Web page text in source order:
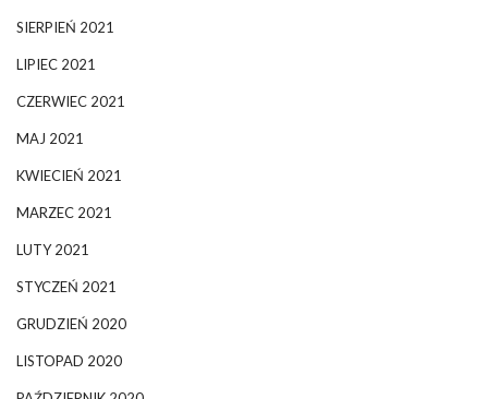
SIERPIEŃ 2021
LIPIEC 2021
CZERWIEC 2021
MAJ 2021
KWIECIEŃ 2021
MARZEC 2021
LUTY 2021
STYCZEŃ 2021
GRUDZIEŃ 2020
LISTOPAD 2020